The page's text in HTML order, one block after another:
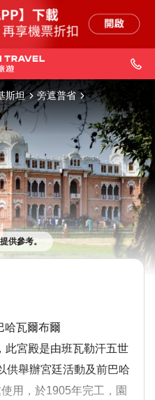
斯坦
旁遮普省
供參考。
哈瓦爾布爾
此宮殿是由班瓦勒汗五世
供舉辦宮廷活動及前巴哈
用，於1905年完工，園